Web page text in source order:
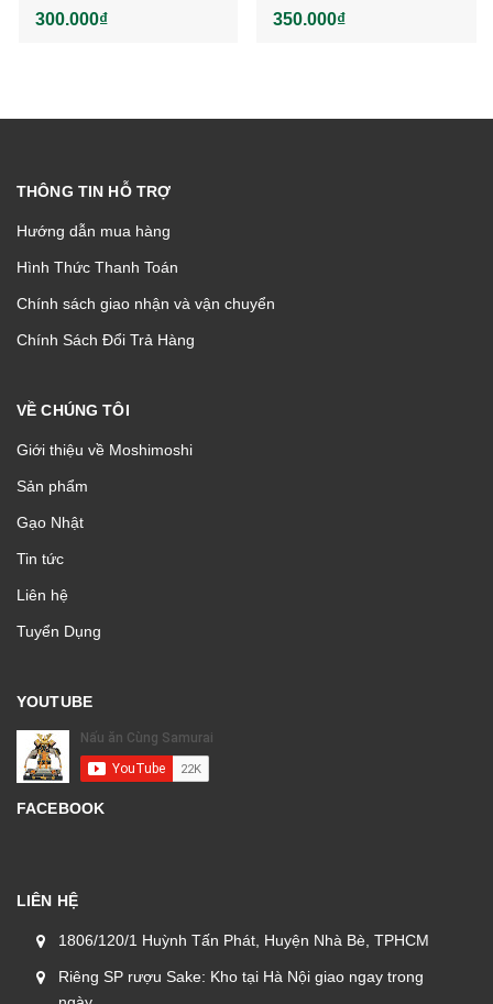
Bacillus Natto
300.000₫ 350.000₫
THÔNG TIN HỖ TRỢ
Hướng dẫn mua hàng
Hình Thức Thanh Toán
Chính sách giao nhận và vận chuyển
Chính Sách Đổi Trả Hàng
VỀ CHÚNG TÔI
Giới thiệu về Moshimoshi
Sản phẩm
Gạo Nhật
Tin tức
Liên hệ
Tuyển Dụng
YOUTUBE
FACEBOOK
LIÊN HỆ
1806/120/1 Huỳnh Tấn Phát, Huyện Nhà Bè, TPHCM
Riêng SP rượu Sake: Kho tại Hà Nội giao ngay trong